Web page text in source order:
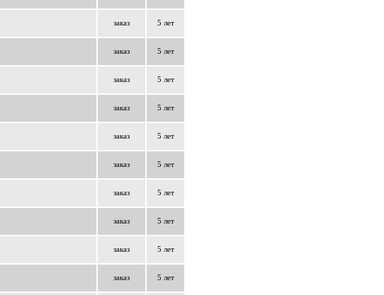
заказ 5 лет
заказ 5 лет
заказ 5 лет
заказ 5 лет
заказ 5 лет
заказ 5 лет
заказ 5 лет
заказ 5 лет
заказ 5 лет
заказ 5 лет